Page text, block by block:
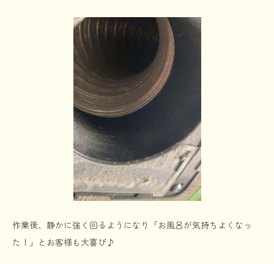
作業後、静かに強く回るようになり「お風呂が気持ちよくなっ
た！」とお客様も大喜び♪